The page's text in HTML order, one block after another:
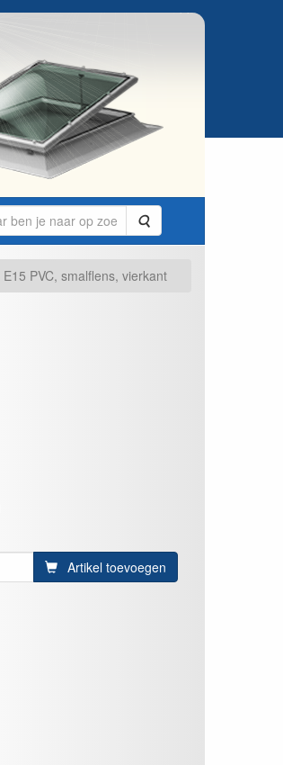
Zoeken
E15 PVC, smalflens, vierkant
Artikel toevoegen